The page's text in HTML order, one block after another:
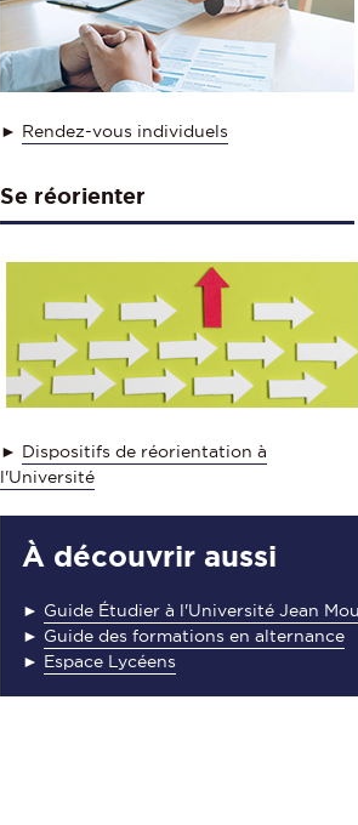
► Rendez-vous individuels
Se réorienter
► Dispositifs de réorientation à
l'Université
À découvrir aussi
► Guide Étudier à l'Université Jean
► Guide des formations en alternance
► Espace Lycéens